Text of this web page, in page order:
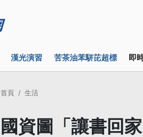
漢光演習 苦茶油苯駢芘超標 即
首頁 生活
國資圖「讓書回